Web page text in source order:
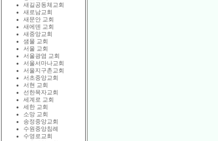
새길공동체교회
새로남교회
새문안 교회
새에덴 교회
새중앙교회
샘물 교회
서울 교회
서울광염 교회
서울서마나교회
서울지구촌교회
서초중앙교회
서현 교회
선한목자교회
세계로 교회
세한 교회
소망 교회
송정중앙교회
수원중앙침례
수영로교회